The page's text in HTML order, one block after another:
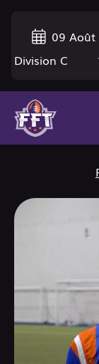
09 Août